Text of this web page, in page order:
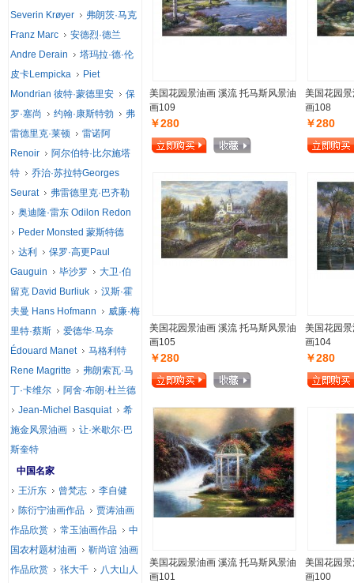
美国花园景油画 溪流 托马斯风景油
画109
￥280
美国花园
画108
￥280
美国花园景油画 溪流 托马斯风景油
画105
￥280
美国花园
画104
￥280
美国花园景油画 溪流 托马斯风景油
画101
美国花园
画100
Severin Krøyer
弗朗茨·马克
Franz Marc
安德烈·德兰
Andre Derain
塔玛拉·德·伦
皮卡Lempicka
Piet
Mondrian 彼特·蒙德里安
保
罗·塞尚
约翰·康斯特勃
弗
雷德里克·莱顿
雷诺阿
Renoir
阿尔伯特·比尔施塔
特
乔治·苏拉特Georges
Seurat
弗雷德里克·巴齐勒
奥迪隆·雷东 Odilon Redon
Peder Monsted 蒙斯特德
达利
保罗·高更Paul
Gauguin
毕沙罗
大卫·伯
留克 David Burliuk
汉斯·霍
夫曼 Hans Hofmann
威廉·梅
里特·蔡斯
爱德华·马奈
Édouard Manet
马格利特
Rene Magritte
弗朗索瓦·马
丁·卡维尔
阿舍·布朗·杜兰德
Jean-Michel Basquiat
希
施金风景油画
让·米歇尔·巴
斯奎特
中国名家
王沂东
曾梵志
李自健
陈衍宁油画作品
贾涛油画
作品欣赏
常玉油画作品
中
国农村题材油画
靳尚谊 油画
作品欣赏
张大千
八大山人